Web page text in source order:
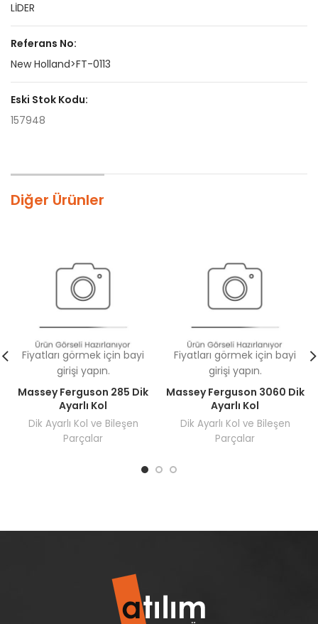
LİDER
Referans No:
New Holland>FT-0113
Eski Stok Kodu:
157948
Diğer Ürünler
Fiyatları görmek için bayi
girişi yapın.
Massey Ferguson 285 Dik
Ayarlı Kol
Dik Ayarlı Kol ve Bileşen
Parçalar
Fiyatları görmek için bayi
girişi yapın.
Massey Ferguson 3060 Dik
Ayarlı Kol
Dik Ayarlı Kol ve Bileşen
Parçalar